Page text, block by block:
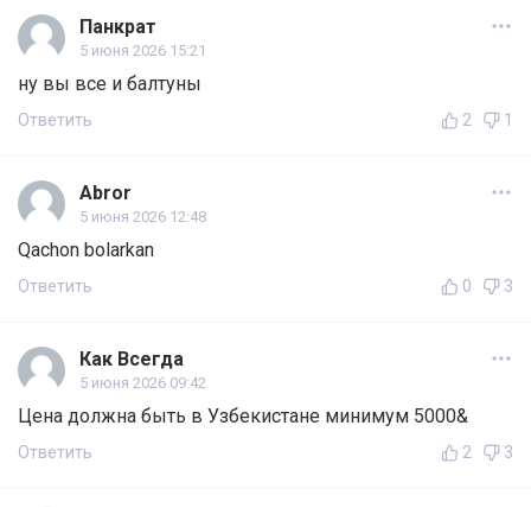
Панкрат
5 июня 2026 15:21
ну вы все и балтуны
Ответить 2 1
Abror
5 июня 2026 12:48
Qachon bolarkan
Ответить 0 3
Как Всегда
5 июня 2026 09:42
Цена должна быть в Узбекистане минимум 5000&
Ответить 2 3